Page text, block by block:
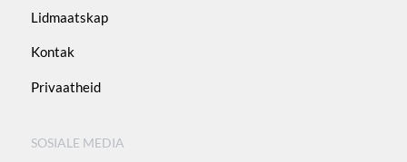
Lidmaatskap
Kontak
Privaatheid
SOSIALE MEDIA